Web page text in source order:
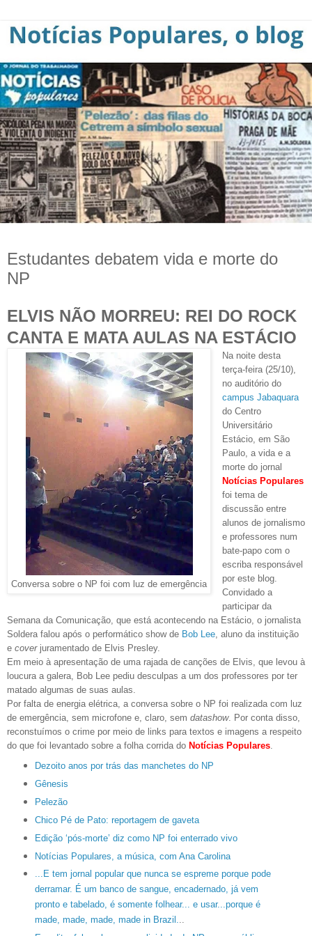
Estudantes debatem vida e morte do
NP
ELVIS NÃO MORREU: REI DO ROCK
CANTA E MATA AULAS NA ESTÁCIO
Conversa sobre o NP foi com luz de emergência
Na noite desta
terça-feira (25/10),
no auditório do
campus Jabaquara
do Centro
Universitário
Estácio, em São
Paulo, a vida e a
morte do jornal
Notícias Populares
foi tema de
discussão entre
alunos de jornalismo
e professores num
bate-papo com o
escriba responsável
por este blog.
Convidado a
participar da
Semana da Comunicação, que está acontecendo na Estácio, o jornalista
Soldera falou após o performático show de Bob Lee , aluno da instituição
e coverjuramentado de Elvis Presley.
Em meio à apresentação de uma rajada de canções de Elvis, que levou à
loucura a galera, Bob Lee pediu desculpas a um dos professores por ter
matado algumas de suas aulas.
Por falta de energia elétrica, a conversa sobre o NP foi realizada com luz
de emergência, sem microfone e, claro, sem datashow. Por conta disso,
reconstuímos o crime por meio de links para textos e imagens a respeito
do que foi levantado sobre a folha corrida do Notícias Populares
Dezoito anos por trás das manchetes do NP
Gênesis
Pelezão
Chico Pé de Pato: reportagem de gaveta
Edição ‘pós-morte’ diz como NP foi enterrado vivo
Notícias Populares, a música, com Ana Carolina
...E tem jornal popular que nunca se espreme porque pode
derramar. É um banco de sangue, encadernado, já vem
pronto e tabelado, é somente folhear... e usar...porque é
made, made, made, made in Brazil...